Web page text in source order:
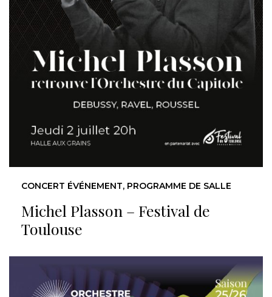
Michel Plasson – Festival de
Toulouse
CONCERT ÉVÉNEMENT, PROGRAMME DE SALLE